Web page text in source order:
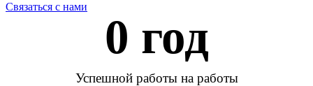
Связаться с нами
0 год
Успешной работы на работы